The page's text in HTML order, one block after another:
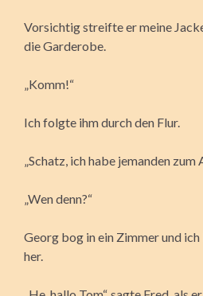
Vorsichtig streifte er meine
die Garderobe.
„Komm!“
Ich folgte ihm durch den Flur.
„Schatz, ich habe jemanden zum
„Wen denn?“
Georg bog in ein Zimmer und
her.